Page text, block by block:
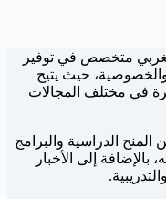
متخصص في توفير
حيث يتيح
في مختلف المجالات
الدراسية والبرامج
بالإضافة إلى الأخبار